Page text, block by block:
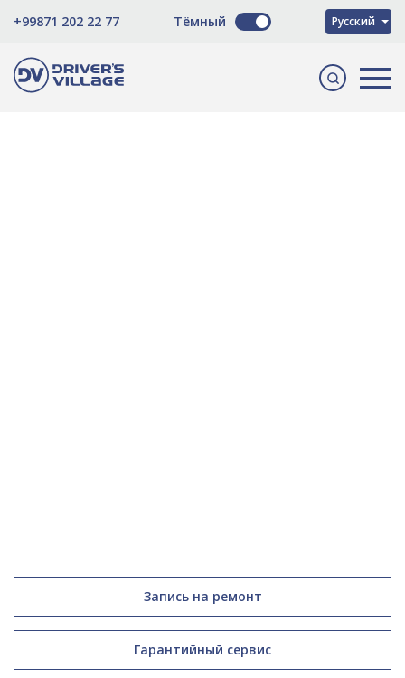
+99871 202 22 77 Тёмный Русский
O'zbekcha
Запись на ремонт
Гарантийный сервис